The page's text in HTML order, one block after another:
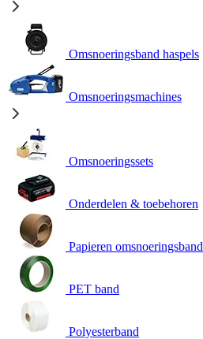
Omsnoeringsband haspels
Omsnoeringsmachines
Omsnoeringssets
Onderdelen & toebehoren
Papieren omsnoeringsband
PET band
Polyesterband